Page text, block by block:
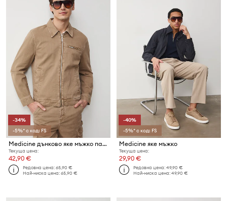
-34%
-5%* с код: FS
Medicine дънково яке мъжко памучно
Текуща цена:
42,90 €
Редовна цена:65,90 €
Най-ниска цена:65,90 €
-40%
-5%* с код: FS
Medicine яке мъжко
Текуща цена:
29,90 €
Редовна цена:49,90 €
Най-ниска цена:49,90 €